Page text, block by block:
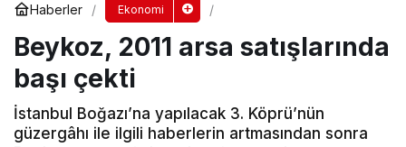
Haberler Ekonomi
Beykoz, 2011 arsa satışlarında
başı çekti
İstanbul Boğazı’na yapılacak 3. Köprü’nün
güzergâhı ile ilgili haberlerin artmasından sonra